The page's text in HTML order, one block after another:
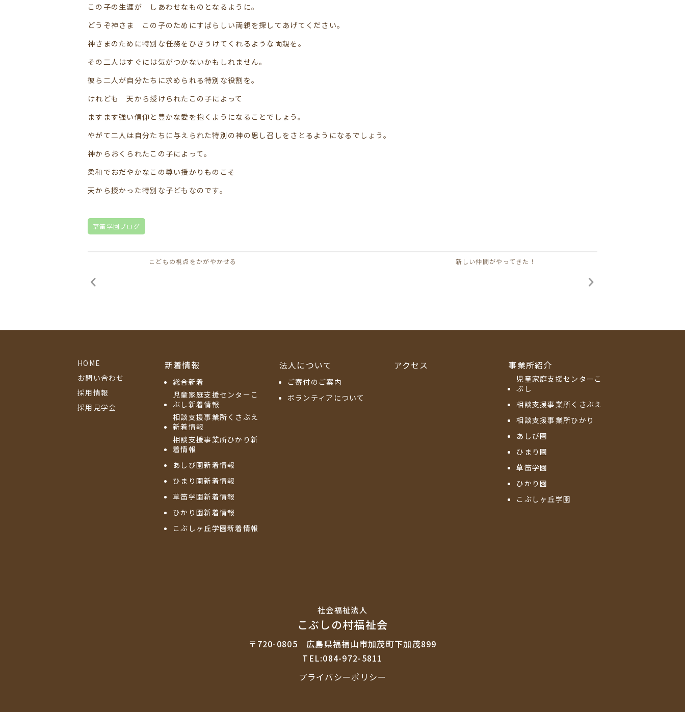
この子の生涯が しあわせなものとなるように。
どうぞ神さま この子のためにすばらしい両親を探してあげてください。
神さまのために特別な任務をひきうけてくれるような両親を。
その二人はすぐには気がつかないかもしれません。
彼ら二人が自分たちに求められる特別な役割を。
けれども 天から授けられたこの子によって
ますます強い信仰と豊かな愛を抱くようになることでしょう。
やがて二人は自分たちに与えられた特別の神の思し召しをさとるようになるでしょう。
神からおくられたこの子によって。
柔和でおだやかなこの尊い授かりものこそ
天から授かった特別な子どもなのです。
草笛学園ブログ
こどもの視点をかがやかせる 新しい仲間がやってきた！
HOME
お問い合わせ
採用情報
採用見学会
新着情報
総合新着
児童家庭支援センターこ
ぶし新着情報
相談支援事業所くさぶえ
新着情報
相談支援事業所ひかり新
着情報
あしび園新着情報
ひまり園新着情報
草笛学園新着情報
ひかり園新着情報
こぶしヶ丘学園新着情報
法人について
ご寄付のご案内
ボランティアについて
アクセス 事業所紹介
児童家庭支援センターこ
ぶし
相談支援事業所くさぶえ
相談支援事業所ひかり
あしび園
ひまり園
草笛学園
ひかり園
こぶしヶ丘学園
社会福祉法⼈
こぶしの村福祉会
〒720-0805 広島県福福山市加茂町下加茂899
TEL:084-972-5811
プライバシーポリシー